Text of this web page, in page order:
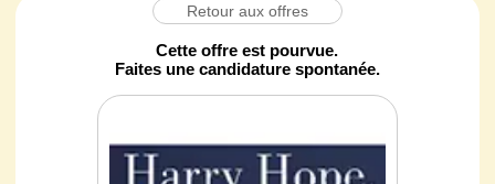
Retour aux offres
Cette offre est pourvue.
Faites une candidature spontanée.